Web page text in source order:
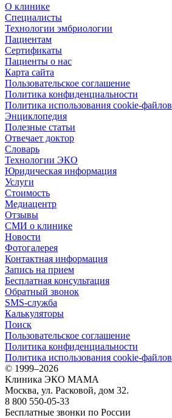
О клинике
Специалисты
Технологии эмбриологии
Пациентам
Сертификаты
Пациенты о нас
Карта сайта
Пользовательское соглашение
Политика конфиденциальности
Политика использования cookie-файлов
Энциклопедия
Полезные статьи
Отвечает доктор
Словарь
Технологии ЭКО
Юридическая информация
Услуги
Стоимость
Медиацентр
Отзывы
СМИ о клинике
Новости
Фотогалерея
Контактная информация
Запись на прием
Бесплатная консультация
Обратный звонок
SMS-служба
Калькуляторы
Поиск
Пользовательское соглашение
Политика конфиденциальности
Политика использования cookie-файлов
© 1999–2026
Клиника ЭКО МАМА
Москва, ул. Расковой, дом 32.
8 800 550-05-33
Бесплатные звонки по России